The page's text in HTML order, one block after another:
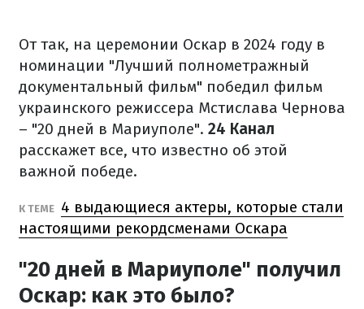
От так, на церемонии Оскар в 2024 году в
номинации "Лучший полнометражный
документальный фильм" победил фильм
украинского режиссера Мстислава Чернова
– "20 дней в Мариуполе". 24 Канал
расскажет все, что известно об этой
важной победе.
К ТЕМЕ 4 выдающиеся актеры, которые стали
настоящими рекордсменами Оскара
"20 дней в Мариуполе" получил
Оскар: как это было?